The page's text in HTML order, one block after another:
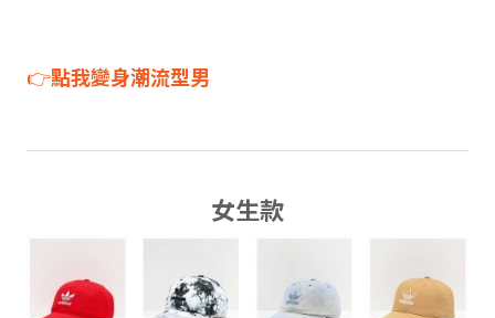
👉點我變身潮流型男
女生款